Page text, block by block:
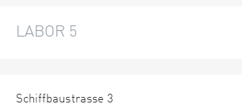
LABOR 5
Schiffbaustrasse 3